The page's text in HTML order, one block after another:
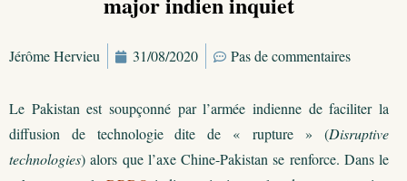
Jérôme Hervieu 31/08/2020 Pas de commentaires
Le Pakistan est soupçonné par l’armée indienne de faciliter la
diffusion de technologie dite de « rupture » (Disruptive
technologies) alors que l’axe Chine-Pakistan se renforce. Dans le